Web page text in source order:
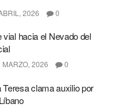
2026 0
hacia el Nevado del
2026 0
clama auxilio por